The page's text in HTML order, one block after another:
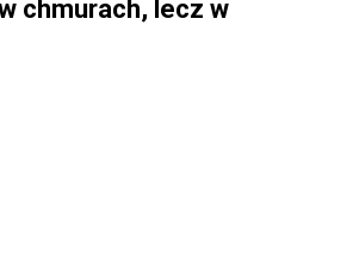
chmurach, lecz w